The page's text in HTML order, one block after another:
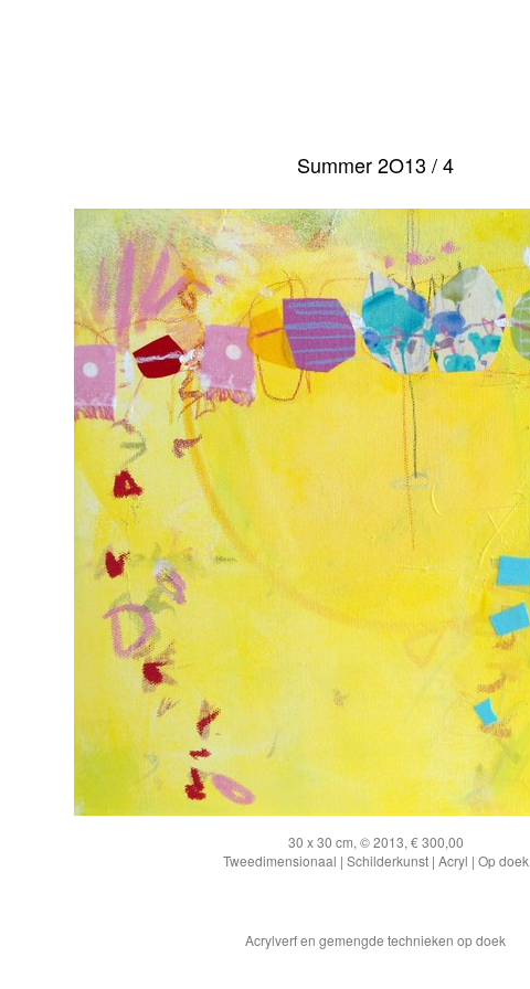
Summer 2O13 / 4
30 x 30 cm, © 2013, € 300,00
Tweedimensionaal | Schilderkunst | Acryl | Op doek
Acrylverf en gemengde technieken op doek